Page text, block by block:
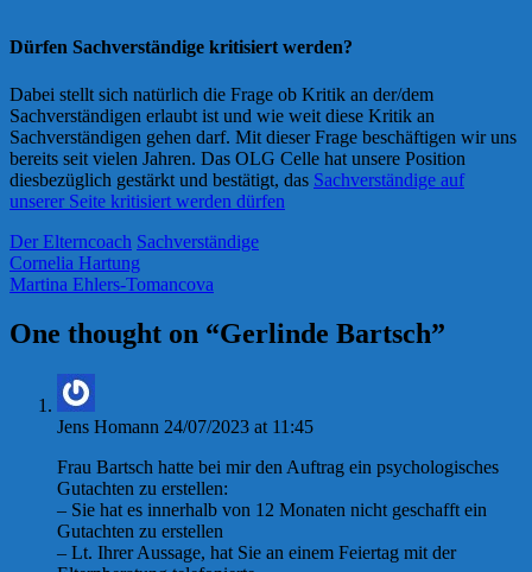
Dürfen Sachverständige kritisiert werden?
Dabei stellt sich natürlich die Frage ob Kritik an der/dem
Sachverständigen erlaubt ist und wie weit diese Kritik an
Sachverständigen gehen darf. Mit dieser Frage beschäftigen wir uns
bereits seit vielen Jahren. Das OLG Celle hat unsere Position
diesbezüglich gestärkt und bestätigt, das Sachverständige auf
unserer Seite kritisiert werden dürfen
Der Elterncoach Sachverständige
Cornelia Hartung
Martina Ehlers-Tomancova
One thought on “Gerlinde Bartsch”
Jens Homann 24/07/2023 at 11:45
Frau Bartsch hatte bei mir den Auftrag ein psychologisches
Gutachten zu erstellen:
– Sie hat es innerhalb von 12 Monaten nicht geschafft ein
Gutachten zu erstellen
– Lt. Ihrer Aussage, hat Sie an einem Feiertag mit der